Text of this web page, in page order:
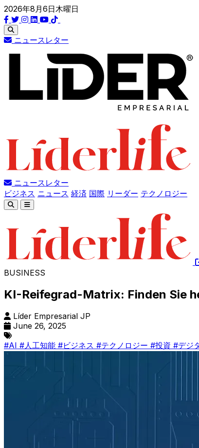
2026年8月6日木曜日
ニュースレター
ニュースレター
ビジネス ニュース 経済 国際 リーダー テクノロジー
BUSINESS
KI-Reifegrad-Matrix: Finden Sie
Líder Empresarial JP
June 26, 2025
#AI #人工知能 #ビジネス #テクノロジー #投資 #デジ